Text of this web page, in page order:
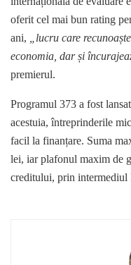
oferit cel mai bun rating
ani,
„lucru care
economia, dar și
premierul.
Programul 373 a fost
acestuia, întreprinderile
facil la finanțare. Suma
lei, iar plafonul maxim de
creditului, prin intermediul